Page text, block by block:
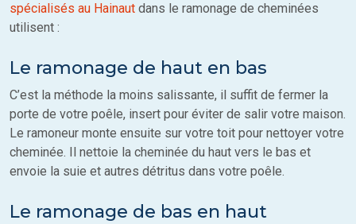
spécialisés au Hainaut dans le ramonage de cheminées
utilisent :
Le ramonage de haut en bas
C’est la méthode la moins salissante, il suffit de fermer la
porte de votre poêle, insert pour éviter de salir votre maison.
Le ramoneur monte ensuite sur votre toit pour nettoyer votre
cheminée. Il nettoie la cheminée du haut vers le bas et
envoie la suie et autres détritus dans votre poêle.
Le ramonage de bas en haut